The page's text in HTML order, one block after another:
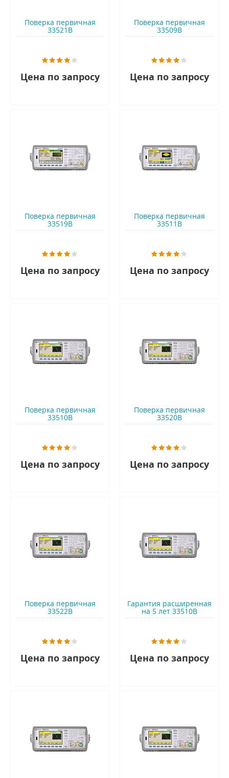
Поверка первичная
33521B
Цена по запросу
Поверка первичная
33509B
Цена по запросу
Поверка первичная
33519B
Цена по запросу
Поверка первичная
33511B
Цена по запросу
Поверка первичная
33510B
Цена по запросу
Поверка первичная
33520B
Цена по запросу
Поверка первичная
33522B
Цена по запросу
Гарантия расширенная
на 5 лет 33510B
Цена по запросу